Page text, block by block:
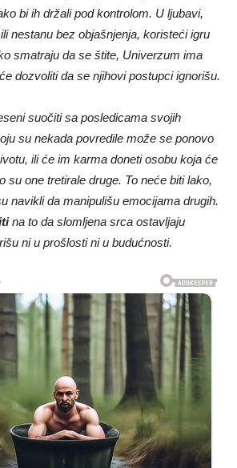
bi ih držali pod kontrolom. U ljubavi,
nestanu bez objašnjenja, koristeći igru
smatraju da se štite, Univerzum ima
dozvoliti da se njihovi postupci ignorišu.
suočiti sa posledicama svojih
su nekada povredile može se ponovo
ili će im karma doneti osobu koja će
su one tretirale druge. To neće biti lako,
navikli da manipulišu emocijama drugih.
na to da slomljena srca ostavljaju
ni u prošlosti ni u budućnosti.